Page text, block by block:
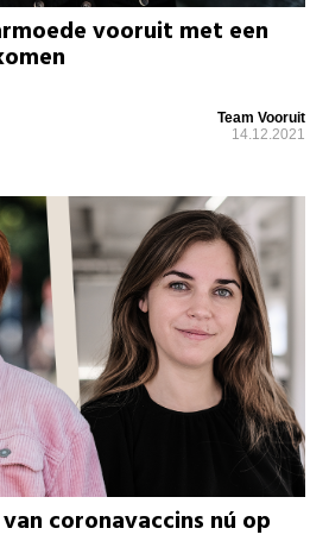
vooruit met een
Team Vooruit
14.12.2021
coronavaccins nú op